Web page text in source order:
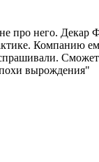
про него. Декар
Компанию
вырождения"